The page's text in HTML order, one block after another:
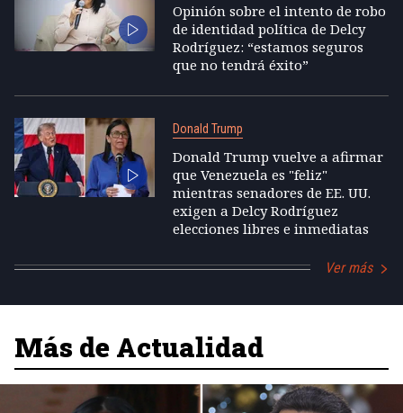
Opinión sobre el intento de robo
de identidad política de Delcy
Rodríguez: “estamos seguros
que no tendrá éxito”
Donald Trump
Donald Trump vuelve a afirmar
que Venezuela es "feliz"
mientras senadores de EE. UU.
exigen a Delcy Rodríguez
elecciones libres e inmediatas
Ver más
Más de Actualidad